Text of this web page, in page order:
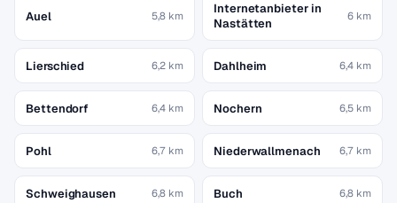
Auel 5,8 km
Internetanbieter in
Nastätten
6 km
Lierschied 6,2 km Dahlheim 6,4 km
Bettendorf 6,4 km Nochern 6,5 km
Pohl 6,7 km Niederwallmenach 6,7 km
Schweighausen 6,8 km Buch 6,8 km